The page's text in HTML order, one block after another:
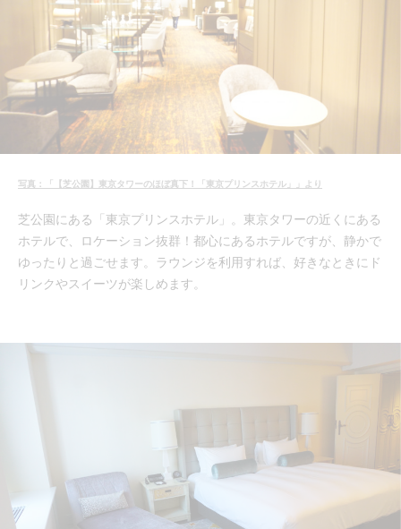
写真：「【芝公園】東京タワーのほぼ真下！「東京プリンスホテル」」より
芝公園にある「東京プリンスホテル」。東京タワーの近くにある
ホテルで、ロケーション抜群！都心にあるホテルですが、静かで
ゆったりと過ごせます。ラウンジを利用すれば、好きなときにド
リンクやスイーツが楽しめます。